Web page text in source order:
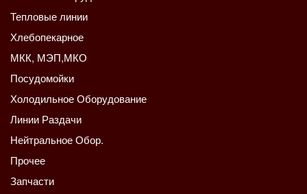
Тепловые линии
Хлебопекарное
МКК, МЭП,МКО
Посудомойки
Холодильное Оборудование
Линии Раздачи
Нейтральное Обор.
Прочее
Запчасти